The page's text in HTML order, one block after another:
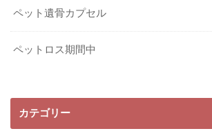
ペット遺骨カプセル
ペットロス期間中
カテゴリー